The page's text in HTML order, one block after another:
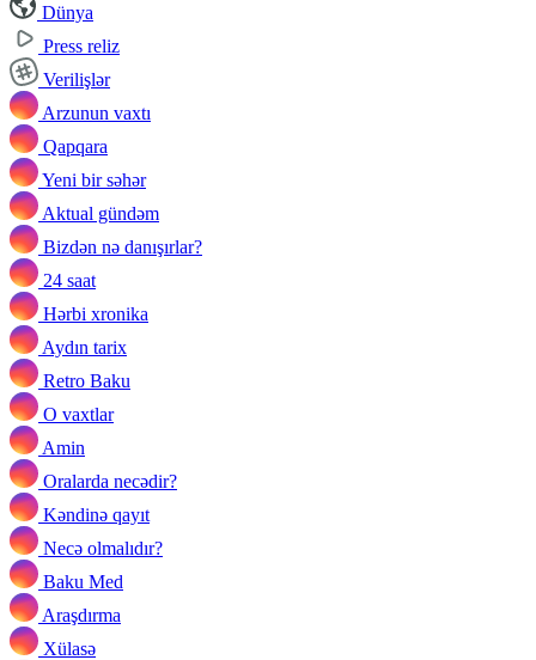
Dünya
Press reliz
Verilişlər
Arzunun vaxtı
Qapqara
Yeni bir səhər
Aktual gündəm
Bizdən nə danışırlar?
24 saat
Hərbi xronika
Aydın tarix
Retro Baku
O vaxtlar
Amin
Oralarda necədir?
Kəndinə qayıt
Necə olmalıdır?
Baku Med
Araşdırma
Xülasə